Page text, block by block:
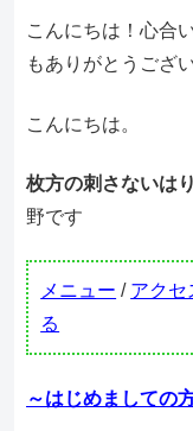
こんにちは！心合
もありがとうござ
こんにちは。
枚方の刺さないは
野です
メニュー / アクセ
る
～はじめましての